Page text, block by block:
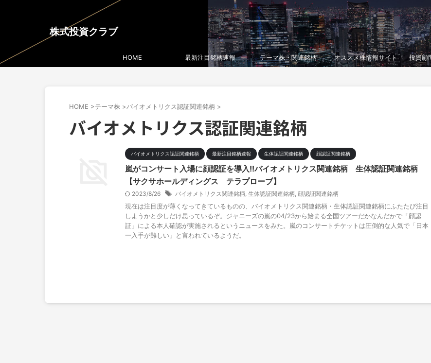
株式投資クラブ
HOME 最新注目銘柄速報 テーマ株・関連銘柄 オススメ株情報サイト 投資顧
HOME >テーマ株 >バイオメトリクス認証関連銘柄 >
バイオメトリクス認証関連銘柄
バイオメトリクス認証関連銘柄 最新注目銘柄速報 生体認証関連銘柄 顔認証関連銘柄
嵐がコンサート入場に顔認証を導入!!バイオメトリクス関連銘柄 生体認証関連銘柄
【サクサホールディングス テラプローブ】
2023/8/26 バイオメトリクス関連銘柄, 生体認証関連銘柄, 顔認証関連銘柄
現在は注目度が薄くなってきているものの、バイオメトリクス関連銘柄・生体認証関連銘柄にふたたび注目
しようかと少しだけ思っているぞ。ジャニーズの嵐の04/23から始まる全国ツアーだかなんだかで「顔認
証」による本人確認が実施されるというニュースをみた。嵐のコンサートチケットは圧倒的な人気で「日本
一入手が難しい」と言われているようだ。